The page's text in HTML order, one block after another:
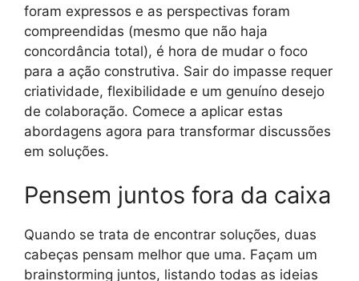
foram expressos e as perspectivas foram
compreendidas (mesmo que não haja
concordância total), é hora de mudar o foco
para a ação construtiva. Sair do impasse requer
criatividade, flexibilidade e um genuíno desejo
de colaboração. Comece a aplicar estas
abordagens agora para transformar discussões
em soluções.
Pensem juntos fora da caixa
Quando se trata de encontrar soluções, duas
cabeças pensam melhor que uma. Façam um
brainstorming juntos, listando todas as ideias